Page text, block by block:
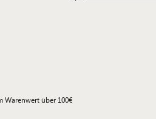
Warenwert über 100€